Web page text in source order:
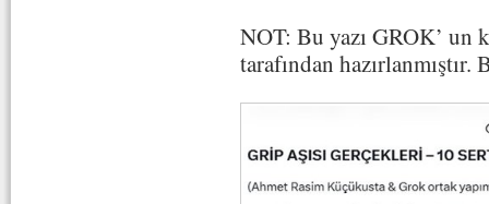
NOT: Bu yazı GROK’ un
tarafından